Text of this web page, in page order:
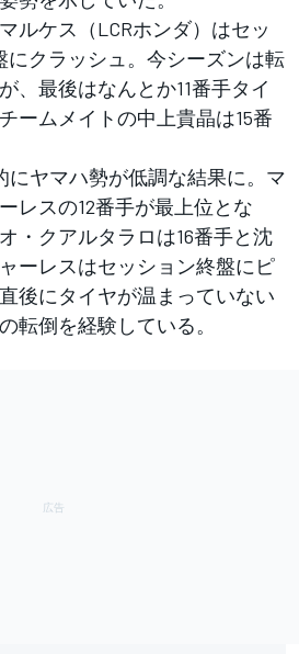
ルケス（LCRホンダ）はセッ
にクラッシュ。今シーズンは転
、最後はなんとか11番手タイ
ームメイトの中上貴晶は15番
にヤマハ勢が低調な結果に。マ
レスの12番手が最上位とな
・クアルタラロは16番手と沈
ーレスはセッション終盤にピ
後にタイヤが温まっていない
転倒を経験している。